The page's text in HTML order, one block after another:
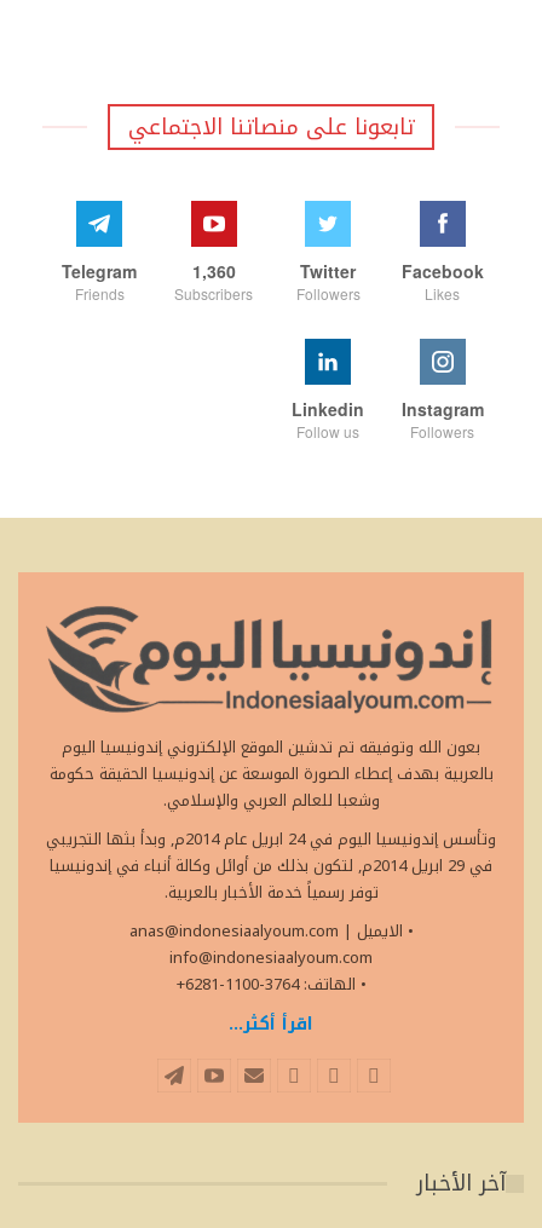
تابعونا على منصاتنا الاجتماعي
Facebook
Likes
Twitter
Followers
1,360
Subscribers
Telegram
Friends
Instagram
Followers
Linkedin
Follow us
بعون الله وتوفيقه تم تدشين الموقع الإلكتروني إندونيسيا اليوم
بالعربية بهدف إعطاء الصورة الموسعة عن إندونيسيا الحقيقة حكومة
وشعبا للعالم العربي والإسلامي.
وتأسس إندونيسيا اليوم في 24 ابريل عام 2014م, وبدأ بثها التجريبي
في 29 ابريل 2014م, لتكون بذلك من أوائل وكالة أنباء في إندونيسيا
توفر رسمياً خدمة الأخبار بالعربية.
• الايميل
anas@indonesiaalyoum.com |
info@indonesiaalyoum.com
• الهاتف: 3764-1100-6281+
اقرأ أكثر...
آخر الأخبار